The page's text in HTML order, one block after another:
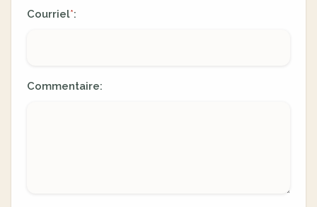
Courriel*:
Commentaire: